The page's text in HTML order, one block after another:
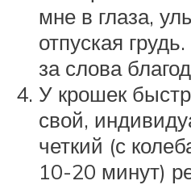
мне в глаза,
отпуская
за слова
У крошек
свой,
четкий (с
10-20 минут)